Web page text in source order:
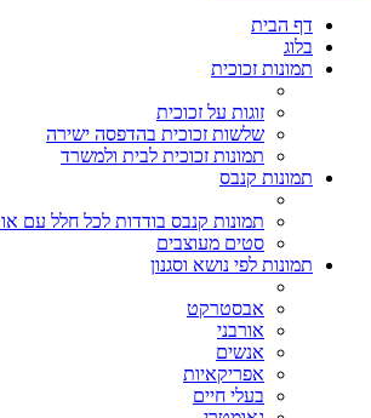
דף הבית
בלוג
תמונות זכוכית
זוגות על זכוכית
שלשות זכוכית בהדפסה ישירה
תמונות זכוכית לבית ולמשרד
תמונות קנבס
תמונות קנבס בודדות לכל חלל עם
סטים מעוצבים
תמונות לפי נושא וסגנון
אבסטרקט
אורבני
אנשים
אפריקאיות
בעלי חיים